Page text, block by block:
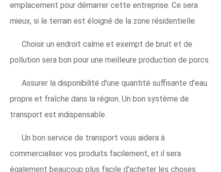
emplacement pour démarrer cette entreprise. Ce sera
mieux, si le terrain est éloigné de la zone résidentielle.
Choisir un endroit calme et exempt de bruit et de
pollution sera bon pour une meilleure production de porcs.
Assurer la disponibilité d'une quantité suffisante d'eau
propre et fraîche dans la région. Un bon système de
transport est indispensable.
Un bon service de transport vous aidera à
commercialiser vos produits facilement, et il sera
également beaucoup plus facile d'acheter les choses